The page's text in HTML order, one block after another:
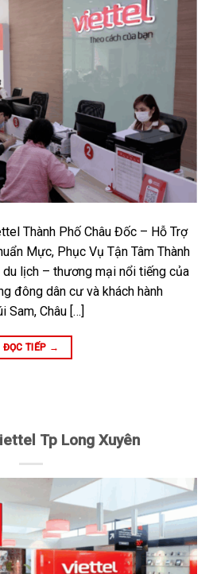
Thành Phố Châu Đốc – Hỗ Trợ
Mực, Phục Vụ Tận Tâm Thành
du lịch – thương mại nổi tiếng của
đông dân cư và khách hành
Sam, Châu […]
ĐỌC TIẾP →
Tp Long Xuyên